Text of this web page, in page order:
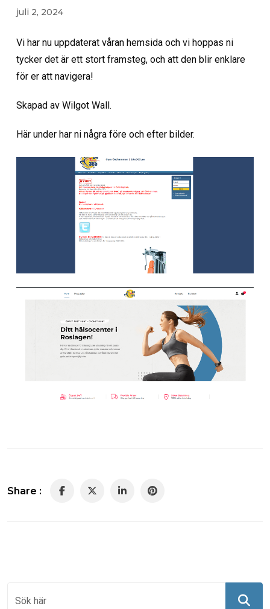
juli 2, 2024
Vi har nu uppdaterat våran hemsida och vi hoppas ni
tycker det är ett stort framsteg, och att den blir enklare
för er att navigera!
Skapad av Wilgot Wall.
Här under har ni några före och efter bilder.
Share :
LinkedInPinterest